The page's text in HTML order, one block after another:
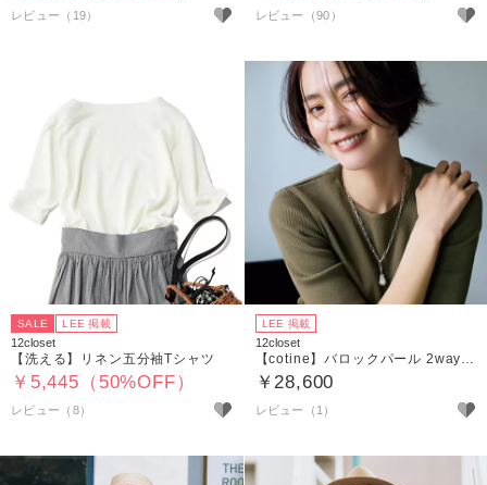
レビュー（19） レビュー（90）
SALE LEE 掲載
12closet
【洗える】リネン五分袖Tシャツ
￥5,445（50%OFF）
レビュー（8）
LEE 掲載
12closet
￥28,600
レビュー（1）